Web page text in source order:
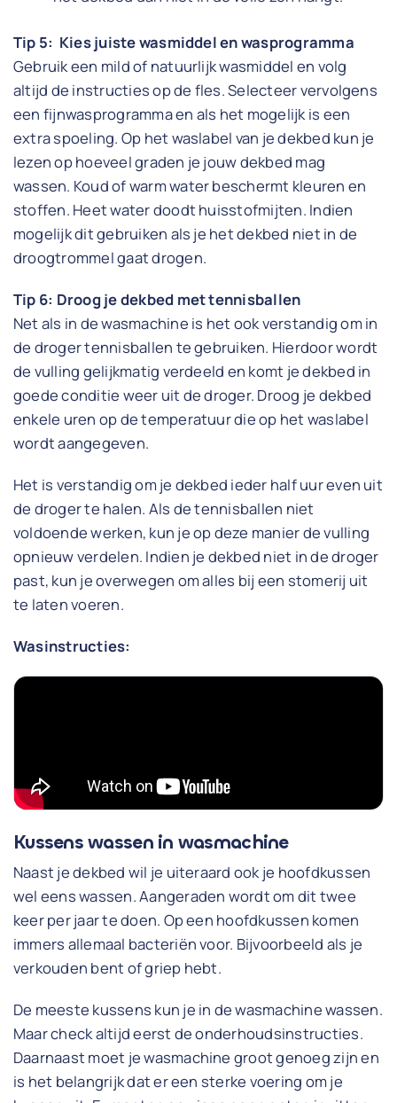
Tip 5: Kies juiste wasmiddel en wasprogramma
Gebruik een mild of natuurlijk wasmiddel en volg
altijd de instructies op de fles. Selecteer vervolgens
een fijnwasprogramma en als het mogelijk is een
extra spoeling. Op het waslabel van je dekbed kun je
lezen op hoeveel graden je jouw dekbed mag
wassen. Koud of warm water beschermt kleuren en
stoffen. Heet water doodt huisstofmijten. Indien
mogelijk dit gebruiken als je het dekbed niet in de
droogtrommel gaat drogen.
Tip 6: Droog je dekbed met tennisballen
Net als in de wasmachine is het ook verstandig om in
de droger tennisballen te gebruiken. Hierdoor wordt
de vulling gelijkmatig verdeeld en komt je dekbed in
goede conditie weer uit de droger. Droog je dekbed
enkele uren op de temperatuur die op het waslabel
wordt aangegeven.
Het is verstandig om je dekbed ieder half uur even uit
de droger te halen. Als de tennisballen niet
voldoende werken, kun je op deze manier de vulling
opnieuw verdelen. Indien je dekbed niet in de droger
past, kun je overwegen om alles bij een stomerij uit
te laten voeren.
Wasinstructies:
Kussens wassen in wasmachine
Naast je dekbed wil je uiteraard ook je hoofdkussen
wel eens wassen. Aangeraden wordt om dit twee
keer per jaar te doen. Op een hoofdkussen komen
immers allemaal bacteriën voor. Bijvoorbeeld als je
verkouden bent of griep hebt.
De meeste kussens kun je in de wasmachine wassen.
Maar check altijd eerst de onderhoudsinstructies.
Daarnaast moet je wasmachine groot genoeg zijn en
is het belangrijk dat er een sterke voering om je